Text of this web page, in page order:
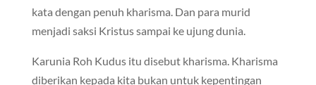
kata dengan penuh kharisma. Dan para murid
menjadi saksi Kristus sampai ke ujung dunia.
Karunia Roh Kudus itu disebut kharisma. Kharisma
diberikan kepada kita bukan untuk kepentingan